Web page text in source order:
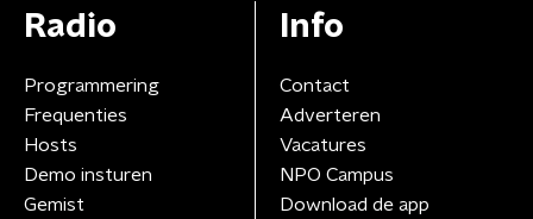
Radio
Programmering
Frequenties
Hosts
Demo insturen
Gemist
Info
Contact
Adverteren
Vacatures
NPO Campus
Download de app